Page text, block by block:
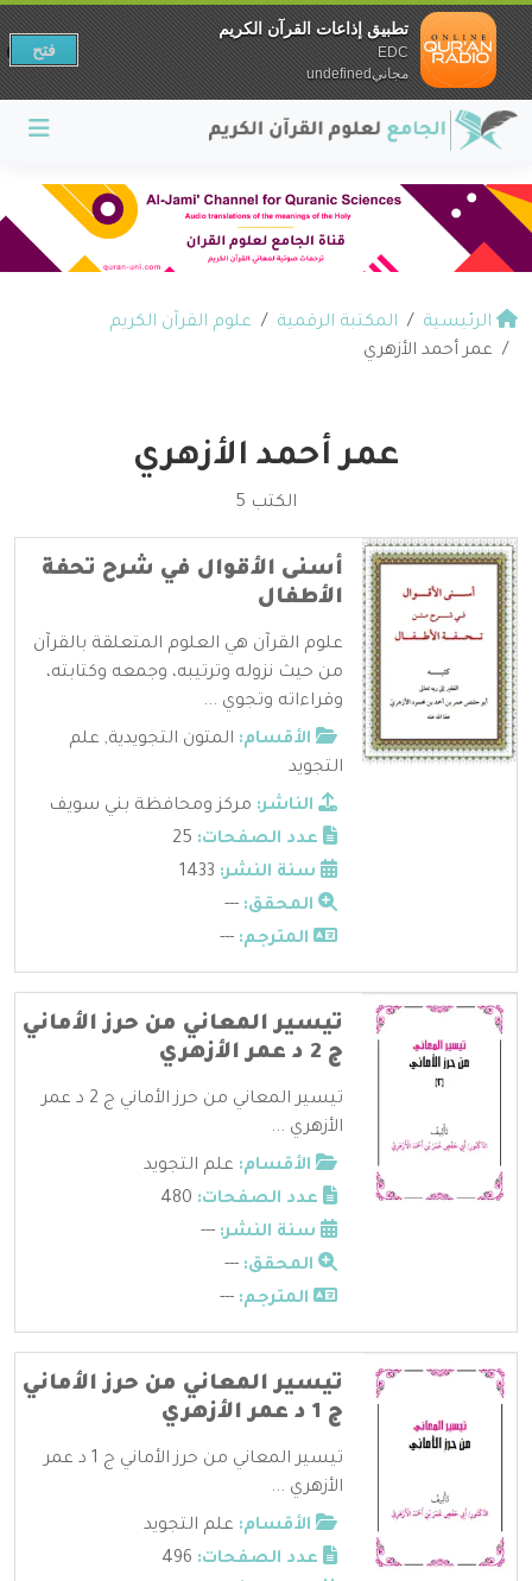
الرئيسية المكتبة الرقمية
علوم القرآن الكريم
عمر أحمد الأزهري
عمر أحمد الأزهري
الكتب 5
أسنى الأقوال في شرح تحفة
الأطفال
علوم القرآن هي العلوم المتعلقة بالقرآن
من حيث نزوله وترتيبه، وجمعه وكتابته،
وقراءاته وتجوي ...
الأقسام: المتون التجويدية, علم
التجويد
الناشر: مركز ومحافظة بني سويف
عدد الصفحات:
سنة النشر:
المحقق: ---
المترجم: ---
تيسير المعاني من حرز الأماني
ج 2 د عمر الأزهري
تيسير المعاني من حرز الأماني ج 2 د عمر
الأزهري ...
الأقسام: علم التجويد
عدد الصفحات:
سنة النشر: ---
المحقق: ---
المترجم: ---
تيسير المعاني من حرز الأماني
ج 1 د عمر الأزهري
تيسير المعاني من حرز الأماني ج 1 د عمر
الأزهري ...
الأقسام: علم التجويد
عدد الصفحات:
تطبيق إذاعات القرآن الكريم
EDC
مجانيundefined
فتح